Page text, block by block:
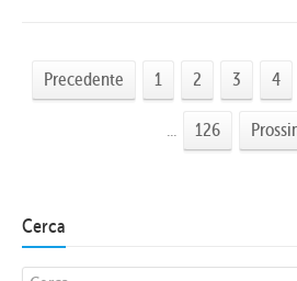
Precedente 1 2 3 4
... 126
Cerca